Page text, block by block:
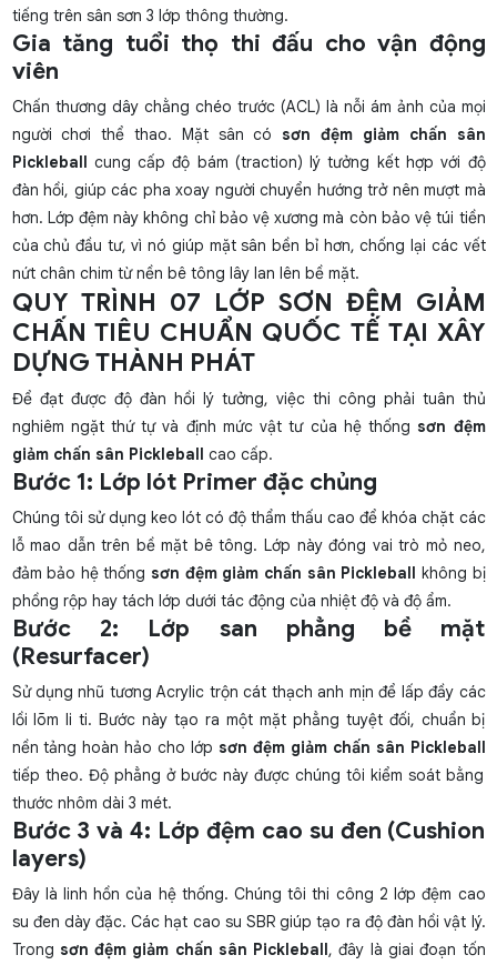
tiếng trên sân sơn 3 lớp thông thường.
Gia tăng tuổi thọ thi đấu cho vận động
viên
Chấn thương dây chằng chéo trước (ACL) là nỗi ám ảnh của mọi
người chơi thể thao. Mặt sân có sơn đệm giảm chấn sân
Pickleball cung cấp độ bám (traction) lý tưởng kết hợp với độ
đàn hồi, giúp các pha xoay người chuyển hướng trở nên mượt mà
hơn. Lớp đệm này không chỉ bảo vệ xương mà còn bảo vệ túi tiền
của chủ đầu tư, vì nó giúp mặt sân bền bỉ hơn, chống lại các vết
nứt chân chim từ nền bê tông lây lan lên bề mặt.
QUY TRÌNH 07 LỚP SƠN ĐỆM GIẢM
CHẤN TIÊU CHUẨN QUỐC TẾ TẠI XÂY
DỰNG THÀNH PHÁT
Để đạt được độ đàn hồi lý tưởng, việc thi công phải tuân thủ
nghiêm ngặt thứ tự và định mức vật tư của hệ thống sơn đệm
giảm chấn sân Pickleball cao cấp.
Bước 1: Lớp lót Primer đặc chủng
Chúng tôi sử dụng keo lót có độ thẩm thấu cao để khóa chặt các
lỗ mao dẫn trên bề mặt bê tông. Lớp này đóng vai trò mỏ neo,
đảm bảo hệ thống sơn đệm giảm chấn sân Pickleball không bị
phồng rộp hay tách lớp dưới tác động của nhiệt độ và độ ẩm.
Bước 2: Lớp san phẳng bề mặt
(Resurfacer)
Sử dụng nhũ tương Acrylic trộn cát thạch anh mịn để lấp đầy các
lồi lõm li ti. Bước này tạo ra một mặt phẳng tuyệt đối, chuẩn bị
nền tảng hoàn hảo cho lớp sơn đệm giảm chấn sân Pickleball
tiếp theo. Độ phẳng ở bước này được chúng tôi kiểm soát bằng
thước nhôm dài 3 mét.
Bước 3 và 4: Lớp đệm cao su đen (Cushion
layers)
Đây là linh hồn của hệ thống. Chúng tôi thi công 2 lớp đệm cao
su đen dày đặc. Các hạt cao su SBR giúp tạo ra độ đàn hồi vật lý.
Trong sơn đệm giảm chấn sân Pickleball, đây là giai đoạn tốn